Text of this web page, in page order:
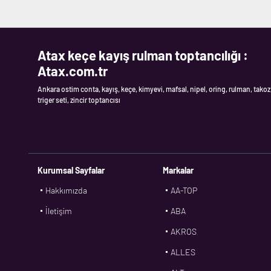
Atax keçe kayış rulman toptancılığı :
Atax.com.tr
Ankara ostim conta, kayış, keçe, kimyevi, mafsal, nipel, oring, rulman,
triger seti, zincir toptancısı
Kurumsal Sayfalar
Hakkımızda
İletişim
Markalar
AA-TOP
ABA
AKROS
ALLES